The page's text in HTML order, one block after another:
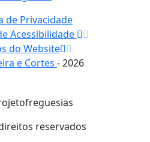
de Privacidade
Acessibilidade
do Website
e Cortes - 2026
reservados